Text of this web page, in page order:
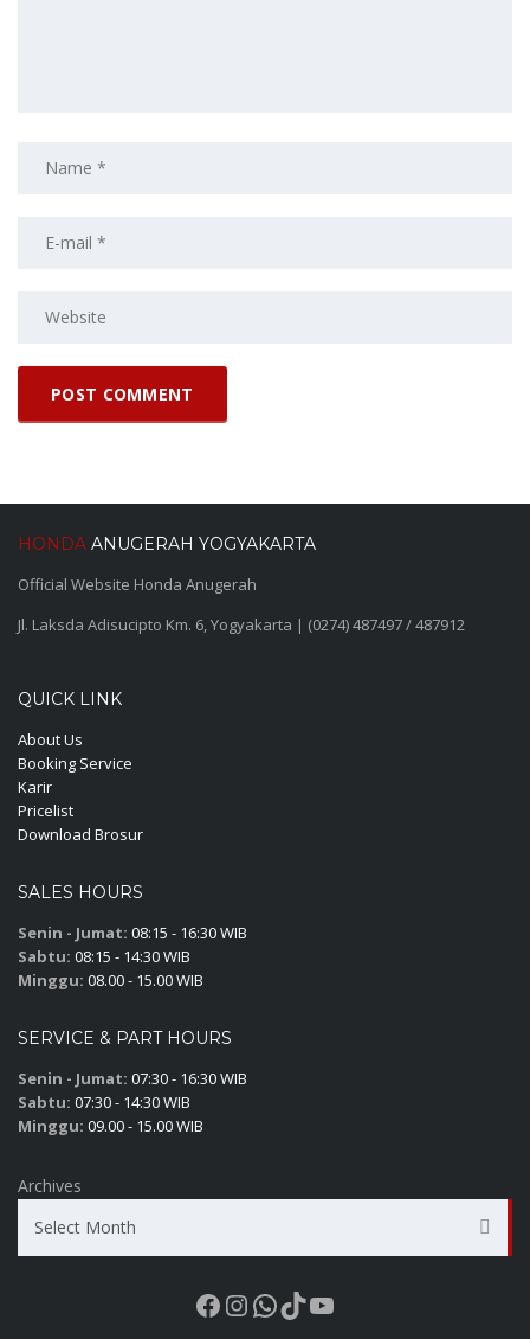
HONDA ANUGERAH YOGYAKARTA
Official Website Honda Anugerah
Jl. Laksda Adisucipto Km. 6, Yogyakarta | (0274) 487497 / 487912
QUICK LINK
About Us
Booking Service
Karir
Pricelist
Download Brosur
SALES HOURS
Senin - Jumat: 08:15 - 16:30 WIB
Sabtu: 08:15 - 14:30 WIB
Minggu: 08.00 - 15.00 WIB
SERVICE & PART HOURS
Senin - Jumat: 07:30 - 16:30 WIB
Sabtu: 07:30 - 14:30 WIB
Minggu: 09.00 - 15.00 WIB
Archives
Select Month
Facebook
Instagram
WhatsApp
TikTok
YouTube